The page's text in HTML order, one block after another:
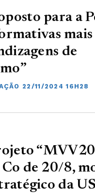
para a
mais
de
22/11/2024 16H28
de 20/8,
da